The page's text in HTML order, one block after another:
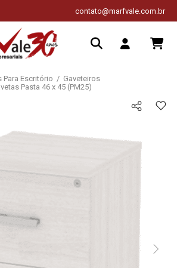
contato@marfvale.com.br
Para Escritório
Gaveteiros
Pasta 46 x 45 (PM25)